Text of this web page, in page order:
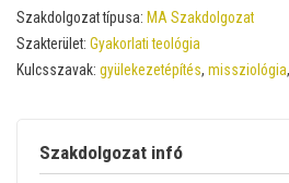
Szakdolgozat típusa: MA Szakdolgozat
Szakterület: Gyakorlati teológia
Kulcsszavak: gyülekezetépítés, missziológia,
Szakdolgozat infó